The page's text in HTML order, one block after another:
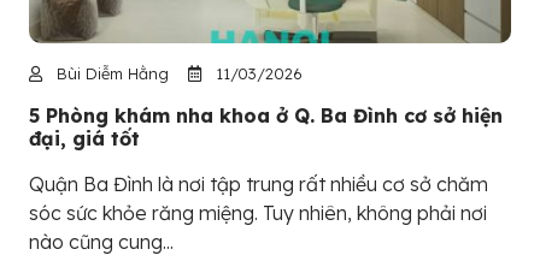
Bùi Diễm Hằng 11/03/2026
5 Phòng khám nha khoa ở Q. Ba Đình cơ sở hiện
đại, giá tốt
Quận Ba Đình là nơi tập trung rất nhiều cơ sở chăm
sóc sức khỏe răng miệng. Tuy nhiên, không phải nơi
nào cũng cung...